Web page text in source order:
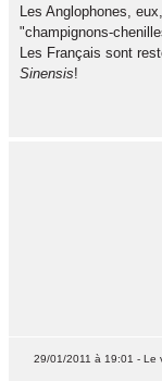
Les Anglophones,
"champignons-
Les Français sont
Sinensis!
29/01/2011 à 19:01 - Le